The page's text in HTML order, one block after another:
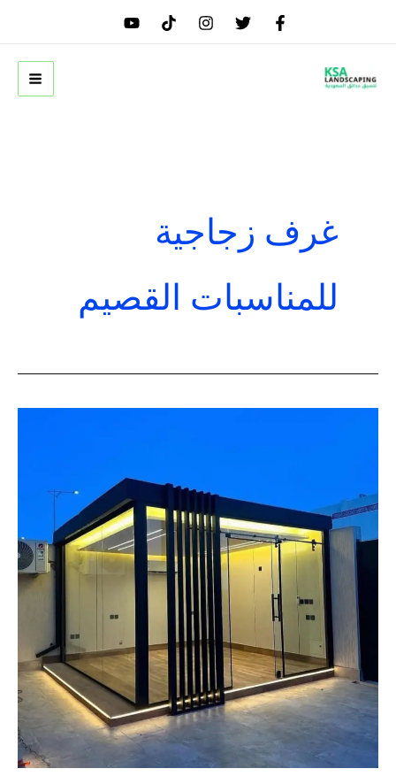
غرف زجاجية
للمناسبات القصيم
بأقل
تكلفة
|
تنسيق
السعودية